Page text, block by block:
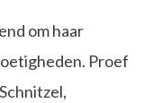
om haar
Proef